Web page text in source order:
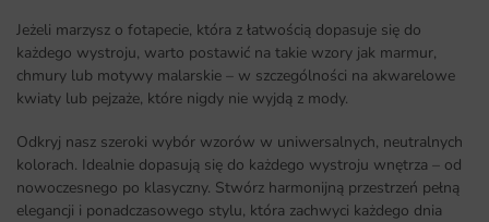
Jeżeli marzysz o fotapecie, która z łatwością dopasuje się do
każdego wystroju, warto postawić na takie wzory jak marmur,
chmury lub motywy malarskie – w szczególności na akwarelowe
kwiaty lub pejzaże, które nigdy nie wyjdą z mody.
Odkryj nasz szeroki wybór wzorów w uniwersalnych, neutralnych
kolorach. Idealnie dopasują się do każdego wystroju wnętrza – od
nowoczesnego po klasyczny. Stwórz harmonijną przestrzeń pełną
elegancji i ponadczasowego stylu, która zachwyci każdego dnia